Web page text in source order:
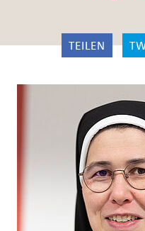
TEILEN